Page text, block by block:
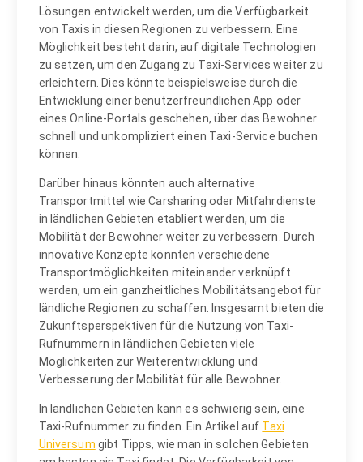
Lösungen entwickelt werden, um die Verfügbarkeit
von Taxis in diesen Regionen zu verbessern. Eine
Möglichkeit besteht darin, auf digitale Technologien
zu setzen, um den Zugang zu Taxi-Services weiter zu
erleichtern. Dies könnte beispielsweise durch die
Entwicklung einer benutzerfreundlichen App oder
eines Online-Portals geschehen, über das Bewohner
schnell und unkompliziert einen Taxi-Service buchen
können.
Darüber hinaus könnten auch alternative
Transportmittel wie Carsharing oder Mitfahrdienste
in ländlichen Gebieten etabliert werden, um die
Mobilität der Bewohner weiter zu verbessern. Durch
innovative Konzepte könnten verschiedene
Transportmöglichkeiten miteinander verknüpft
werden, um ein ganzheitliches Mobilitätsangebot für
ländliche Regionen zu schaffen. Insgesamt bieten die
Zukunftsperspektiven für die Nutzung von Taxi-
Rufnummern in ländlichen Gebieten viele
Möglichkeiten zur Weiterentwicklung und
Verbesserung der Mobilität für alle Bewohner.
In ländlichen Gebieten kann es schwierig sein, eine
Taxi-Rufnummer zu finden. Ein Artikel auf Taxi
Universum gibt Tipps, wie man in solchen Gebieten